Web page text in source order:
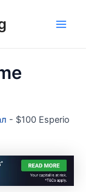
- $100 Esperio